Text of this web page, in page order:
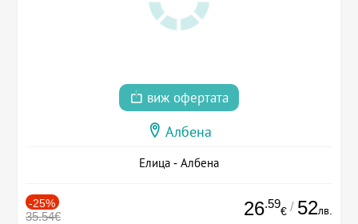
виж офертата
Албена
Елица - Албена
-25%
35.54€ 26.59
€ / 52лв.